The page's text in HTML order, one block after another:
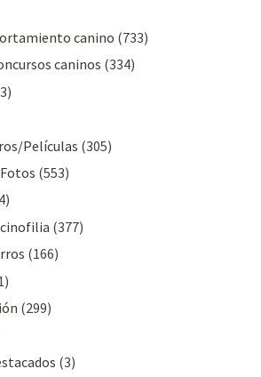
canino (733)
caninos (334)
Películas (305)
(553)
cinofilia (377)
(166)
(299)
(3)